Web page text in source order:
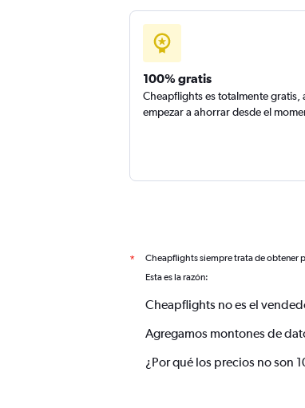
100% gratis
Cheapflights es totalmente gratis,
empezar a ahorrar desde el
* Cheapflights siempre trata de obtener
Esta es la razón:
Cheapflights no es el
Agregamos montones de
¿Por qué los precios no son